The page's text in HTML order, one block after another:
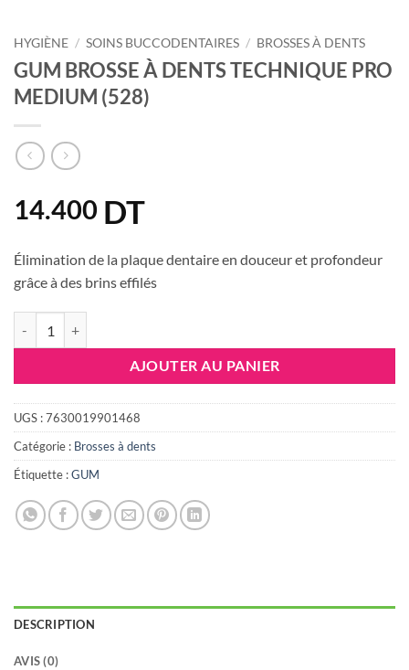
HYGIÈNE / SOINS BUCCODENTAIRES / BROSSES À DENTS
GUM BROSSE À DENTS TECHNIQUE PRO
MEDIUM (528)
14.400 DT
Élimination de la plaque dentaire en douceur et profondeur
grâce à des brins effilés
AJOUTER AU PANIER
UGS :7630019901468
Catégorie : Brosses à dents
Étiquette :GUM
DESCRIPTION
AVIS (0)